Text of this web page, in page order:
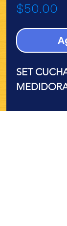
$50.00
SET